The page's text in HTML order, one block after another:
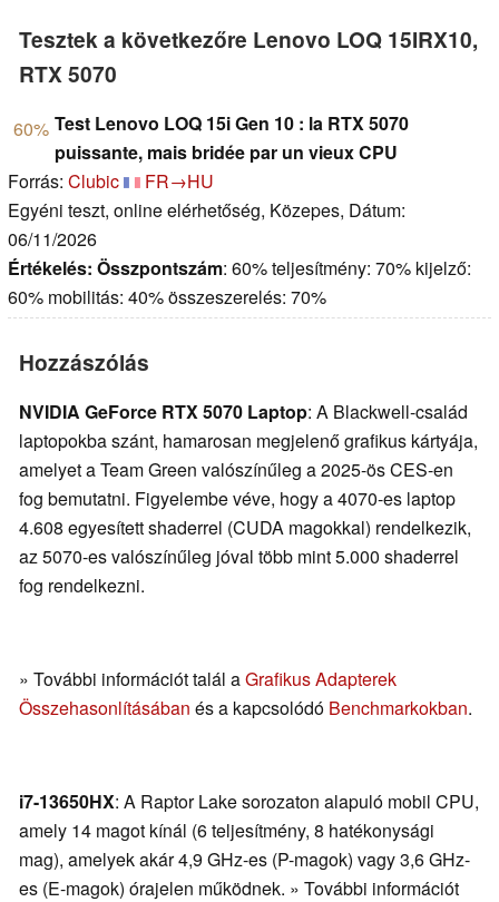
Tesztek a következőre Lenovo LOQ 15IRX10,
RTX 5070
60% Test Lenovo LOQ 15i Gen 10 : la RTX 5070
puissante, mais bridée par un vieux CPU
Forrás: Clubic
FR→HU
Egyéni teszt, online elérhetőség, Közepes, Dátum:
06/11/2026
Értékelés: Összpontszám: 60% teljesítmény: 70% kijelző:
60% mobilitás: 40% összeszerelés: 70%
Hozzászólás
NVIDIA GeForce RTX 5070 Laptop: A Blackwell-család
laptopokba szánt, hamarosan megjelenő grafikus kártyája,
amelyet a Team Green valószínűleg a 2025-ös CES-en
fog bemutatni. Figyelembe véve, hogy a 4070-es laptop
4.608 egyesített shaderrel (CUDA magokkal) rendelkezik,
az 5070-es valószínűleg jóval több mint 5.000 shaderrel
fog rendelkezni.
» További információt talál aGrafikus Adapterek
Összehasonlításában és a kapcsolódó Benchmarkokban.
i7-13650HX: A Raptor Lake sorozaton alapuló mobil CPU,
amely 14 magot kínál (6 teljesítmény, 8 hatékonysági
mag), amelyek akár 4,9 GHz-es (P-magok) vagy 3,6 GHz-
es (E-magok) órajelen működnek. » További információt